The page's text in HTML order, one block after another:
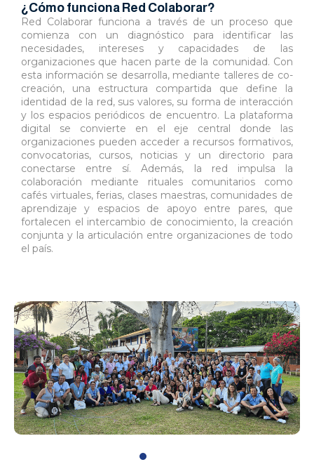
¿Cómo funciona Red Colaborar?
Red Colaborar funciona a través de un proceso que
comienza con un diagnóstico para identificar las
necesidades, intereses y capacidades de las
organizaciones que hacen parte de la comunidad. Con
esta información se desarrolla, mediante talleres de co-
creación, una estructura compartida que define la
identidad de la red, sus valores, su forma de interacción
y los espacios periódicos de encuentro. La plataforma
digital se convierte en el eje central donde las
organizaciones pueden acceder a recursos formativos,
convocatorias, cursos, noticias y un directorio para
conectarse entre sí. Además, la red impulsa la
colaboración mediante rituales comunitarios como
cafés virtuales, ferias, clases maestras, comunidades de
aprendizaje y espacios de apoyo entre pares, que
fortalecen el intercambio de conocimiento, la creación
conjunta y la articulación entre organizaciones de todo
el país.